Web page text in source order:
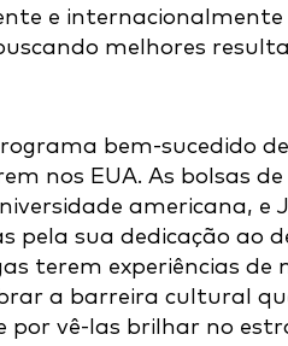
e
melhores
bem-sucedido
nos EUA. As bolsas
americana, e
pela sua dedicação ao
terem experiências de
a barreira cultural
por vê-las brilhar no